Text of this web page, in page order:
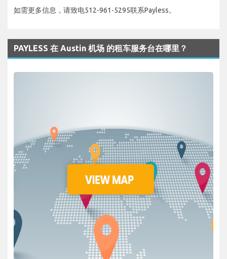
如需更多信息，请致电512-961-5295联系Payless。
PAYLESS 在 Austin 机场 的租车服务台在哪里？